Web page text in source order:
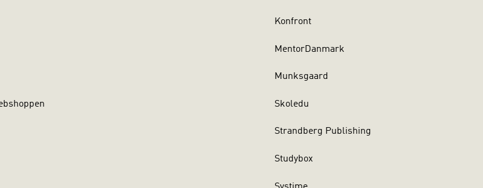
Konfront
MentorDanmark
Munksgaard
Skoledu
Strandberg Publishing
Studybox